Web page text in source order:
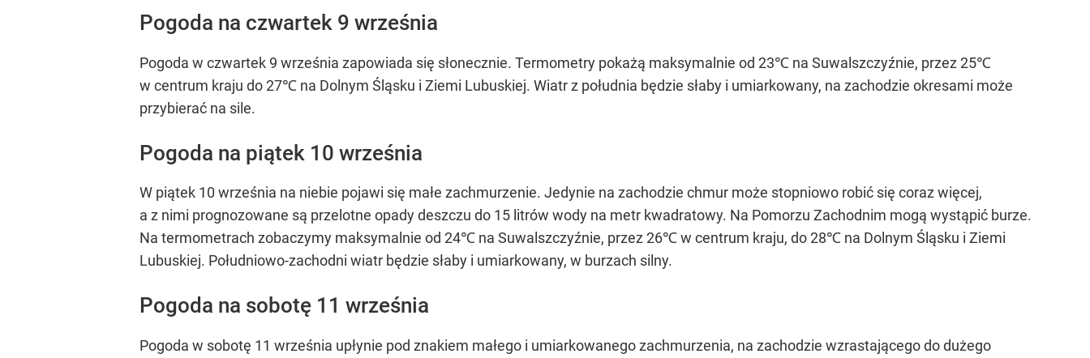
Pogoda na czwartek 9 września
Pogoda w czwartek 9 września zapowiada się słonecznie. Termometry pokażą maksymalnie od 23℃ na Suwalszczyźnie, przez 25℃
w centrum kraju do 27℃ na Dolnym Śląsku i Ziemi Lubuskiej. Wiatr z południa będzie słaby i umiarkowany, na zachodzie okresami może
przybierać na sile.
Pogoda na piątek 10 września
W piątek 10 września na niebie pojawi się małe zachmurzenie. Jedynie na zachodzie chmur może stopniowo robić się coraz więcej,
a z nimi prognozowane są przelotne opady deszczu do 15 litrów wody na metr kwadratowy. Na Pomorzu Zachodnim mogą wystąpić burze.
Na termometrach zobaczymy maksymalnie od 24℃ na Suwalszczyźnie, przez 26℃ w centrum kraju, do 28℃ na Dolnym Śląsku i Ziemi
Lubuskiej. Południowo-zachodni wiatr będzie słaby i umiarkowany, w burzach silny.
Pogoda na sobotę 11 września
Pogoda w sobotę 11 września upłynie pod znakiem małego i umiarkowanego zachmurzenia, na zachodzie wzrastającego do dużego